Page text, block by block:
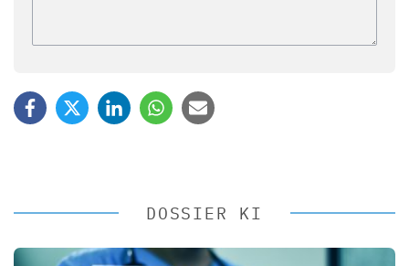
DOSSIER KI